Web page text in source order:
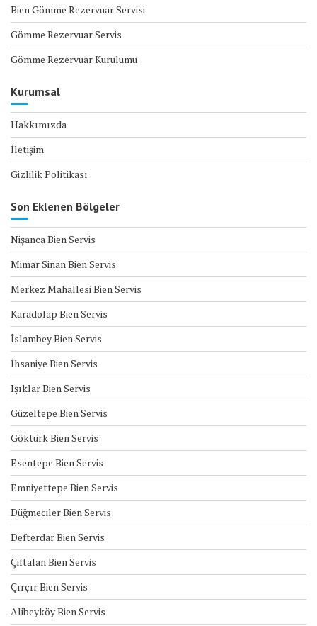
Bien Gömme Rezervuar Servisi
Gömme Rezervuar Servis
Gömme Rezervuar Kurulumu
Kurumsal
Hakkımızda
İletişim
Gizlilik Politikası
Son Eklenen Bölgeler
Nişanca Bien Servis
Mimar Sinan Bien Servis
Merkez Mahallesi Bien Servis
Karadolap Bien Servis
İslambey Bien Servis
İhsaniye Bien Servis
Işıklar Bien Servis
Güzeltepe Bien Servis
Göktürk Bien Servis
Esentepe Bien Servis
Emniyettepe Bien Servis
Düğmeciler Bien Servis
Defterdar Bien Servis
Çiftalan Bien Servis
Çırçır Bien Servis
Alibeyköy Bien Servis